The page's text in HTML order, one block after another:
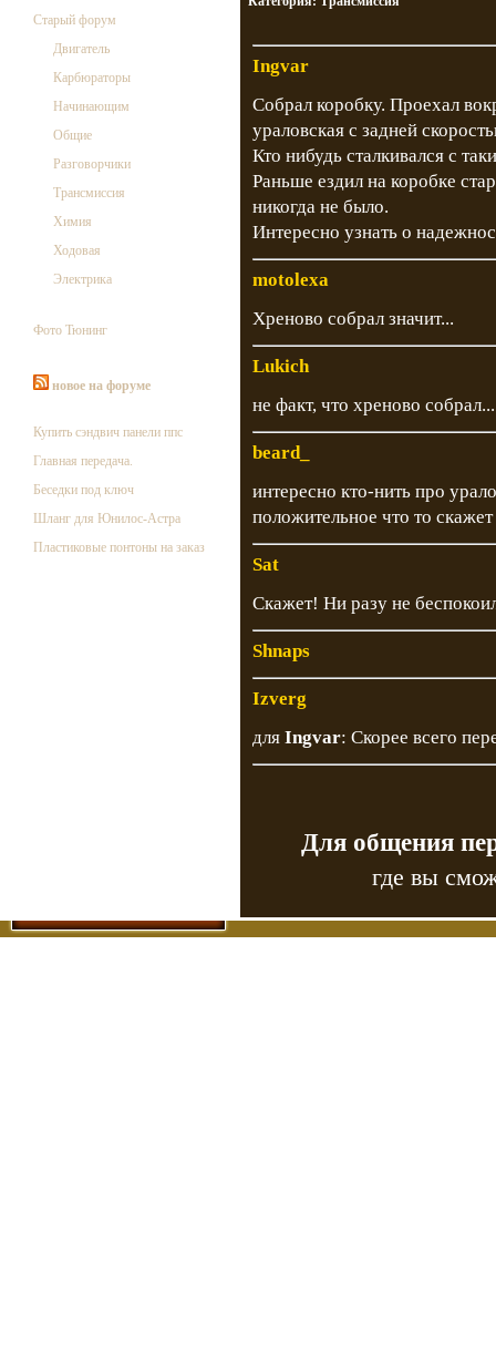
Старый форум
Двигатель
Карбюраторы
Начинающим
Общие
Разговорчики
Трансмиссия
Химия
Ходовая
Электрика
Фото Тюнинг
новое на форуме
Купить сэндвич панели ппс
Главная передача.
Беседки под ключ
Шланг для Юнилос-Астра
Пластиковые понтоны на заказ
Ingvar
Собрал коробку. Проехал
ураловская с задней
Кто нибудь сталкивался с
Раньше ездил на коробке
никогда не было.
Интересно узнать о
motolexa
Хреново собрал значит...
Lukich
не факт, что хреново
beard_
интересно кто-нить про
положительное что то скажет
Sat
Скажет! Ни разу не
Shnaps
Izverg
для Ingvar: Скорее всего
Для общения
где вы